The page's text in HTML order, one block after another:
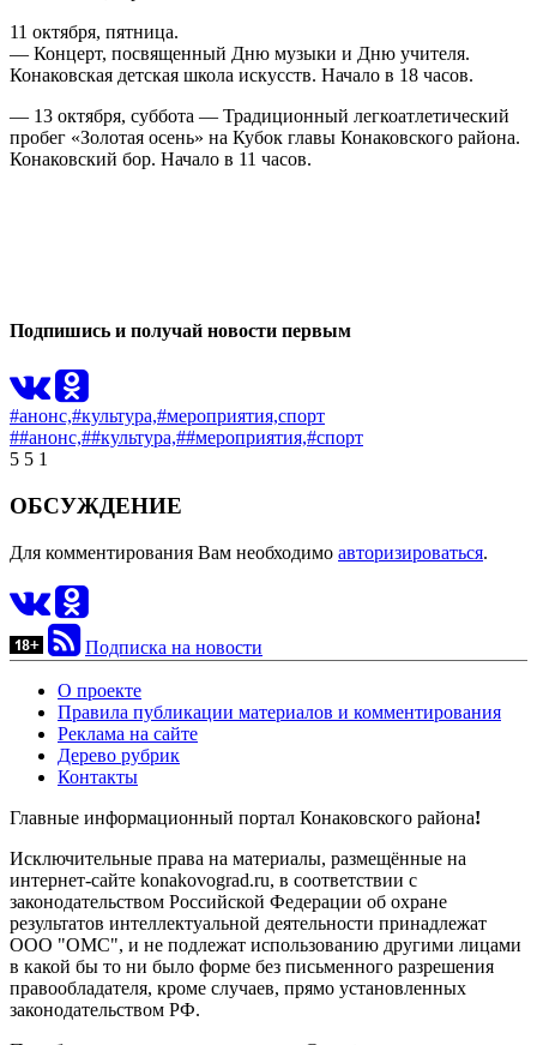
11 октября, пятница.
— Концерт, посвященный Дню музыки и Дню учителя.
Конаковская детская школа искусств. Начало в 18 часов.
— 13 октября, суббота — Традиционный легкоатлетический
пробег «Золотая осень» на Кубок главы Конаковского района.
Конаковский бор. Начало в 11 часов.
Подпишись и получай новости первым
#анонс,#культура,#мероприятия,спорт
##анонс,##культура,##мероприятия,#спорт
5 5 1
ОБСУЖДЕНИЕ
Для комментирования Вам необходимо авторизироваться.
Подписка на новости
О проекте
Правила публикации материалов и комментирования
Реклама на сайте
Дерево рубрик
Контакты
Главные информационный портал Конаковского района!
Исключительные права на материалы, размещённые на
интернет-сайте konakovograd.ru, в соответствии с
законодательством Российской Федерации об охране
результатов интеллектуальной деятельности принадлежат
ООО "ОМС", и не подлежат использованию другими лицами
в какой бы то ни было форме без письменного разрешения
правообладателя, кроме случаев, прямо установленных
законодательством РФ.